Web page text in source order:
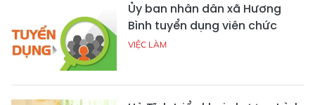
Ủy ban nhân dân xã Hương
Bình tuyển dụng viên chức
VIỆC LÀM